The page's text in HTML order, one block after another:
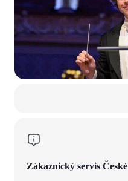
Zákaznický servis